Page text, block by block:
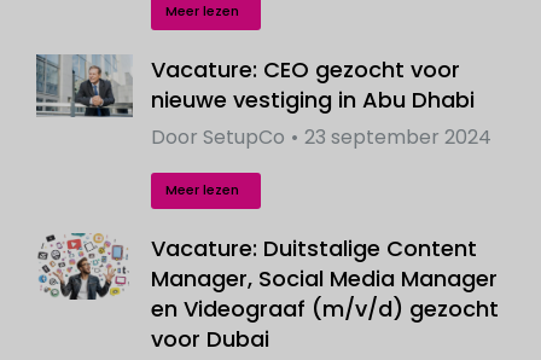
Meer lezen
Vacature: CEO gezocht voor
nieuwe vestiging in Abu Dhabi
Door SetupCo 23 september 2024
Meer lezen
Vacature: Duitstalige Content
Manager, Social Media Manager
en Videograaf (m/v/d) gezocht
voor Dubai